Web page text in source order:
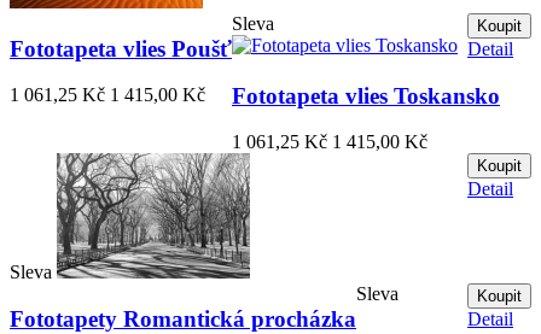
Fototapeta vlies Poušť
1 061,25 Kč 1 415,00 Kč
Koupit
Detail
Sleva
Fototapeta vlies Toskansko
1 061,25 Kč 1 415,00 Kč
Koupit
Detail
Sleva
Fototapety Romantická procházka
Koupit
Detail
Sleva